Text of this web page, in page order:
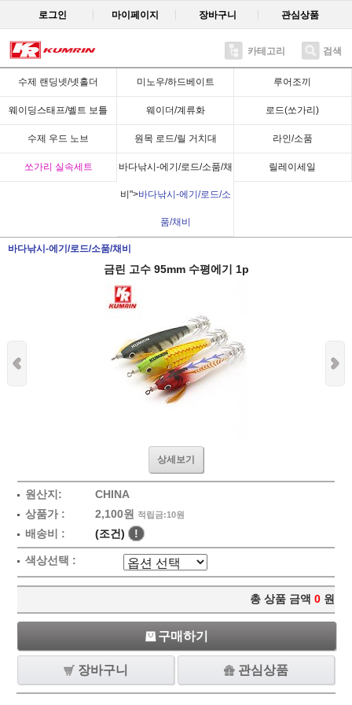
로그인 마이페이지 장바구니 관심상품
카테고리 검색
수제 랜딩넷/넷홀더 미노우/하드베이트 루어조끼
웨이딩스태프/벨트 보틀 웨이더/계류화 로드(쏘가리)
수제 우드 노브 원목 로드/릴 거치대 라인/소품
쏘가리 실속세트 바다낚시-에기/로드/소품/채
비">바다낚시-에기/로드/소
품/채비
릴레이세일
바다낚시-에기/로드/소품/채비
Recent
금린 고수 95mm 수평에기 1p
상세보기
원산지:
CHINA
상품가 :
2,100원 적립금:10원
배송비 : (조건) !
색상선택 :
총 상품 금액 0 원
구매하기
장바구니 관심상품